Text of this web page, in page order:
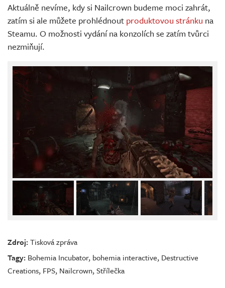
Aktuálně nevíme, kdy si Nailcrown budeme moci zahrát,
zatím si ale můžete prohlédnout produktovou stránku na
Steamu. O možnosti vydání na konzolích se zatím tvůrci
nezmiňují.
Zdroj:Tisková zpráva
Tagy: Bohemia Incubator, bohemia interactive, Destructive
Creations, FPS, Nailcrown,Střílečka